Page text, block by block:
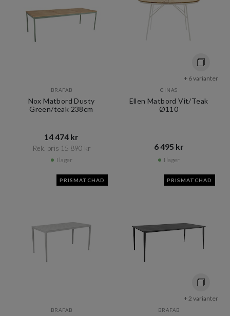
BRAFAB
Nox Matbord Dusty
Green/teak 238cm
14 474 kr​​
Rek. pris 15 890 kr​​
I lager
+ 6 varianter
CINAS
Ellen Matbord Vit/Teak
Ø110
6 495 kr​​
I lager
PRISMATCHAD
BRAFAB
PRISMATCHAD
+ 2 varianter
BRAFAB